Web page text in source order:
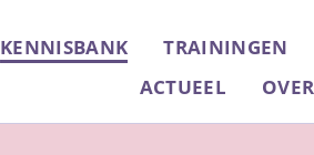
KENNISBANK TRAININGEN
ACTUEEL